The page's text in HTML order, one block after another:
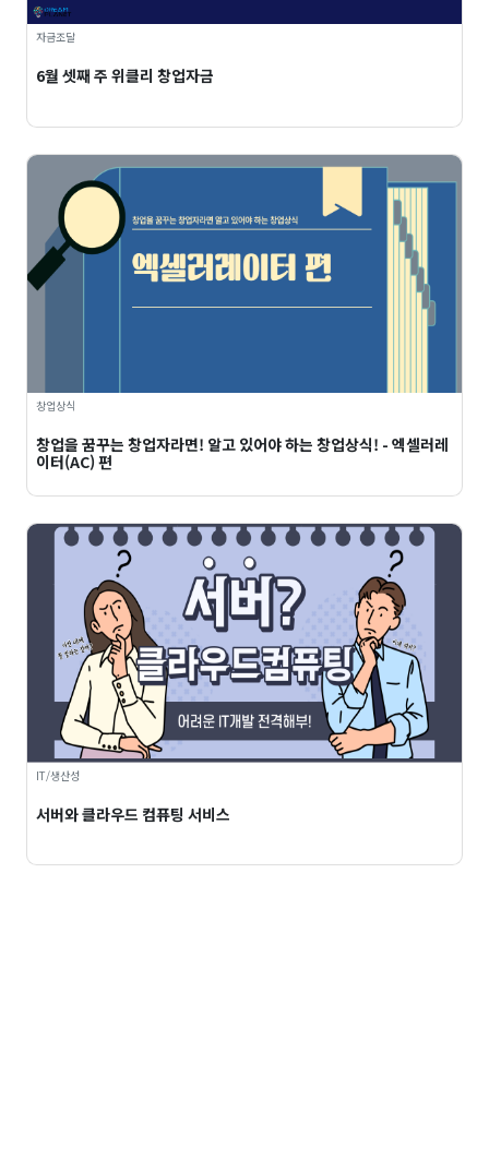
자금조달
6월 셋째 주 위클리 창업자금
창업상식
창업을 꿈꾸는 창업자라면! 알고 있어야 하는 창업상식! - 엑셀러레
이터(AC) 편
IT/생산성
서버와 클라우드 컴퓨팅 서비스